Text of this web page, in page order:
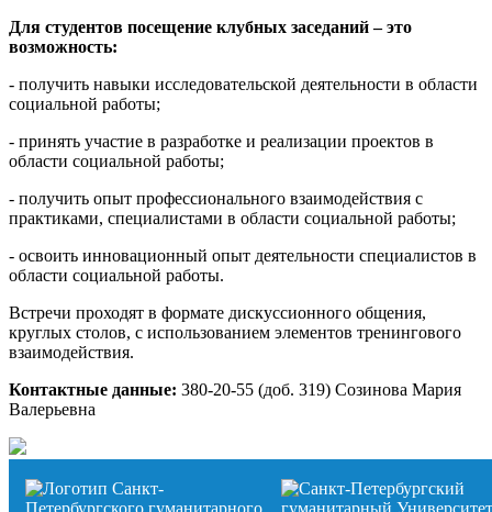
Для студентов посещение клубных заседаний – это
возможность:
- получить навыки исследовательской деятельности в области
социальной работы;
- принять участие в разработке и реализации проектов в
области социальной работы;
- получить опыт профессионального взаимодействия с
практиками, специалистами в области социальной работы;
- освоить инновационный опыт деятельности специалистов в
области социальной работы.
Встречи проходят в формате дискуссионного общения,
круглых столов, с использованием элементов тренингового
взаимодействия.
Контактные данные: 380-20-55 (доб. 319) Созинова Мария
Валерьевна